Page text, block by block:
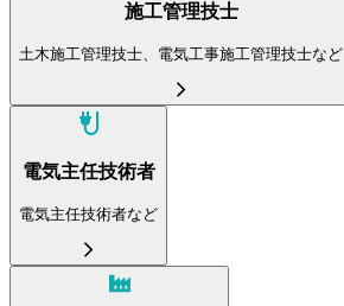
施工管理技士
土木施工管理技士、電気工事施工管理技士など
電気主任技術者
電気主任技術者など